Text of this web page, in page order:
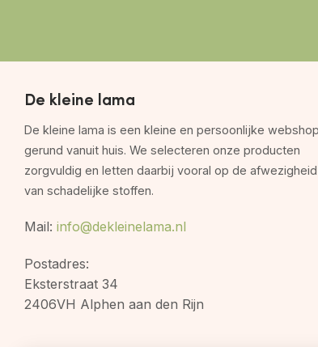
De kleine lama
De kleine lama is een kleine en persoonlijke webshop,
gerund vanuit huis. We selecteren onze producten
zorgvuldig en letten daarbij vooral op de afwezigheid
van schadelijke stoffen.
Mail: info@dekleinelama.nl
Postadres:
Eksterstraat 34
2406VH Alphen aan den Rijn